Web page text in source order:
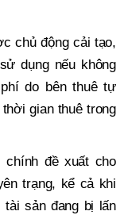
chủ động cải tạo,
dụng nếu không
do bên thuê tự
gian thuê trong
đề xuất cho
trạng, kể cả khi
sản đang bị lấn